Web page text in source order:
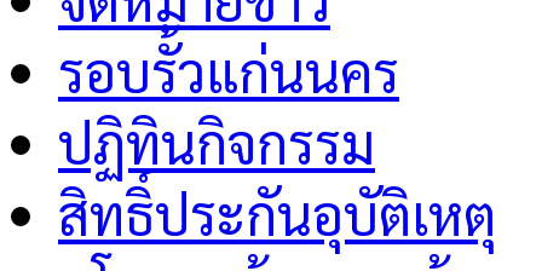
รอบรั้วแก่นนคร
ปฏิทินกิจกรรม
สิทธิ์ประกันอุบัติเหตุ